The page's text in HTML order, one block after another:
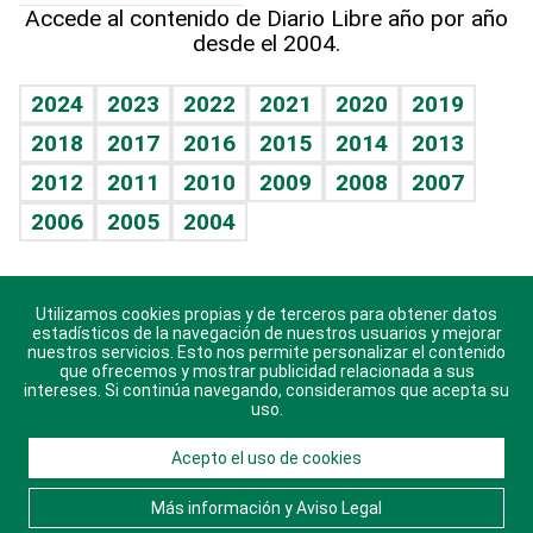
Vida y familia
Eñe
Celebrando la vida
Sin complejos
En pocas palabras
Escuchando al corazón
Economía Personal
TBT Deportivo
Guía del dinero
Horóscopos
Crucigramas
Accede al contenido de Diario Libre año por año
desde el 2004.
2024 2023 2022 2021 2020
2019
2018
2017 2016 2015 2014
2013
2012
2011 2010 2009 2008
2007
2006
2005 2004
Descarga nuestras aplicaciones para Android, iOS y
sistema Huawei.
© 2021 Diario Libre, todos los derechos reservados.
Consulta elAviso Legal. Ponte en Contacto
Utilizamos cookies propias y de terceros para obtener datos
estadísticos de la navegación de nuestros usuarios y mejorar
nuestros servicios. Esto nos permite personalizar el contenido
que ofrecemos y mostrar publicidad relacionada a sus
intereses. Si continúa navegando, consideramos que acepta su
uso.
Acepto el uso de cookies
Más información y Aviso Legal